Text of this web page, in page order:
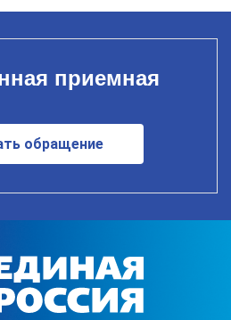
приемная
обращение